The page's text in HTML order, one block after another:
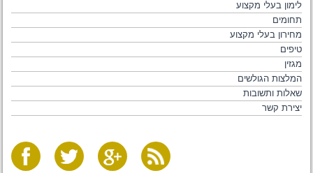
לימון בעלי מקצוע
תחומים
מחירון בעלי מקצוע
טיפים
מגזין
המלצות הגולשים
שאלות ותשובות
יצירת קשר